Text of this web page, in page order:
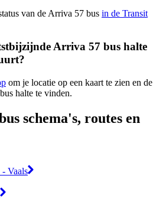
van de Arriva 57 bus in de Transit
Arriva 57 bus halte
om je locatie op een kaart te zien en de
halte te vinden.
schema's, routes en
Vaals